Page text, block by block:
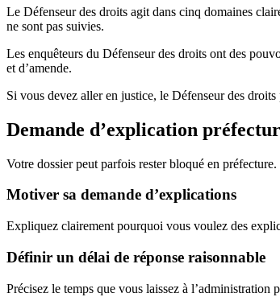
Le Défenseur des droits agit dans cinq domaines
ne sont pas suivies.
Les enquêteurs du Défenseur des droits ont des
et d’amende.
Si vous devez aller en justice, le Défenseur des
Demande d’explication
Votre dossier peut parfois rester bloqué en
Motiver sa demande d’explications
Expliquez clairement pourquoi vous voulez des
Définir un délai de réponse raisonnable
Précisez le temps que vous laissez à